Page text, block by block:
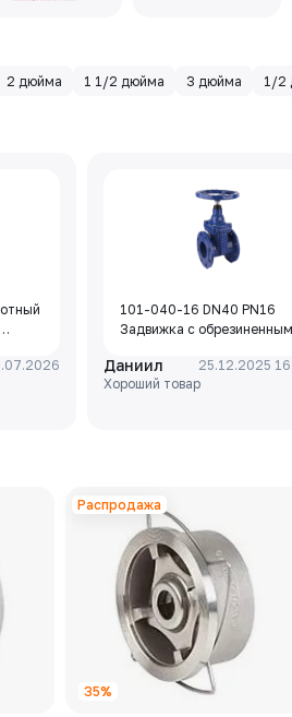
2 дюйма 1 1/2 дюйма 3 дюйма 1/2
400-
-
101-040-16 DN40 PN16
Задвижка с обрезиненным
чугун, клин-EPDM,
Tmax=110°C Ф/Ф
Даниил
25.12.2025
Хороший товар
Распродажа
35%